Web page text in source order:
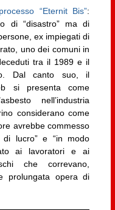
“Eternit Bis”:
di “disastro” ma di
ex impiegati di
uno dei comuni in
tra il 1989 e il
Dal canto suo, il
si presenta come
nell’industria
considerano come
avrebbe commesso
di lucro” e “in modo
ai lavoratori e ai
che correvano,
prolungata opera di